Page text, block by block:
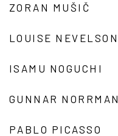
ZORAN MUŠIČ
LOUISE NEVELSON
ISAMU NOGUCHI
GUNNAR NORRMAN
PABLO PICASSO